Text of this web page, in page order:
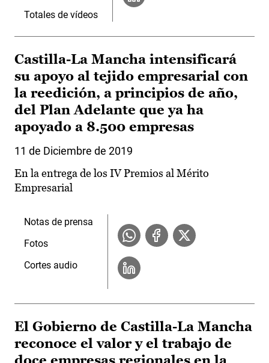
Totales de vídeos
Castilla-La Mancha intensificará
su apoyo al tejido empresarial con
la reedición, a principios de año,
del Plan Adelante que ya ha
apoyado a 8.500 empresas
11 de Diciembre de 2019
En la entrega de los IV Premios al Mérito
Empresarial
Notas de prensa
Fotos
Cortes audio
El Gobierno de Castilla-La Mancha
reconoce el valor y el trabajo de